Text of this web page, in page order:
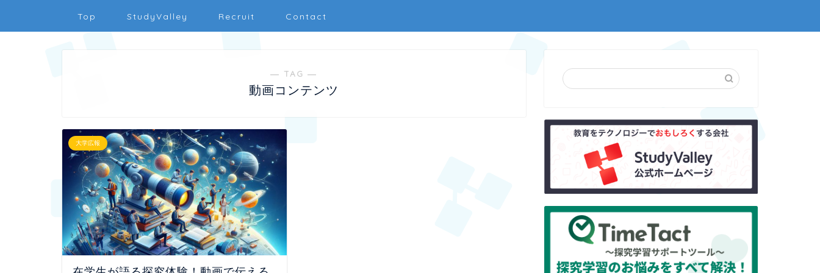
Top StudyValley Recruit Contact
― TAG ―
動画コンテンツ
大学広報